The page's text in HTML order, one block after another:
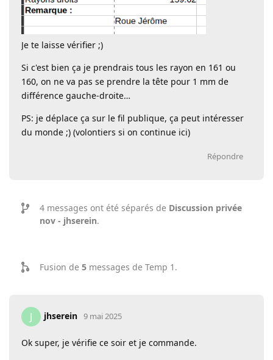
Je te laisse vérifier ;)
Si c'est bien ça je prendrais tous les rayon en 161 ou
160, on ne va pas se prendre la tête pour 1 mm de
différence gauche-droite…
PS: je déplace ça sur le fil publique, ça peut intéresser
du monde ;) (volontiers si on continue ici)
Répondre
4 messages ont été séparés de Discussion privée
nov - jhserein.
Fusion de 5 messages de Temp 1 .
J jhserein 9 mai 2025
Ok super, je vérifie ce soir et je commande.